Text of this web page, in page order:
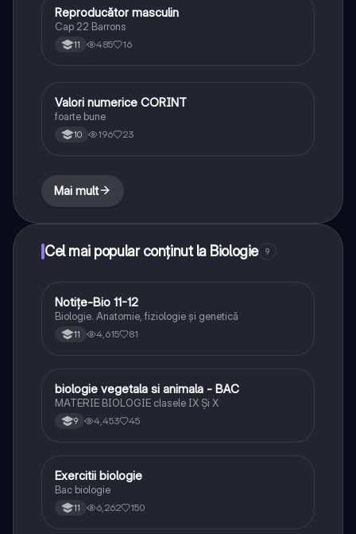
Biologie
Reproducător masculin
Cap 22 Barrons
11 485 16
Biologie
Valori numerice CORINT
foarte bune
10 196 23
Mai mult
Cel mai popular conținut la Biologie 9
Biologie
Notițe-Bio 11-12
Biologie. Anatomie, fiziologie și genetică
11 4,615 81
Biologie
biologie vegetala si animala - BAC
MATERIE BIOLOGIE clasele IX Şi X
9 4,453 45
Biologie
Exercitii biologie
Bac biologie
11 6,262 150